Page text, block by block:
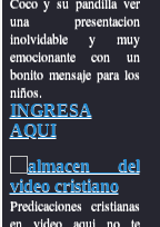
una presentacion
inolvidable y muy
emocionante con un
bonito mensaje para los
niños.
INGRESA
AQUI
Predicaciones cristianas
en video aqui no te